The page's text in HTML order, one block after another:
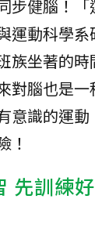
步健腦！
運動科學
族坐著的
對腦也是
意識的運
！
先訓練